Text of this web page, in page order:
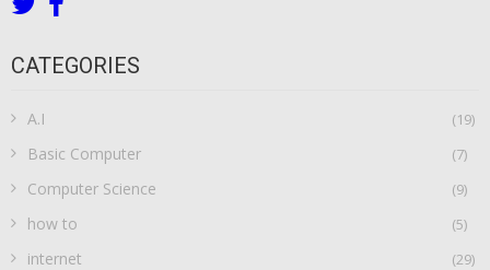
CATEGORIES
A.I (19)
Basic Computer (7)
Computer Science (9)
how to (5)
internet (29)